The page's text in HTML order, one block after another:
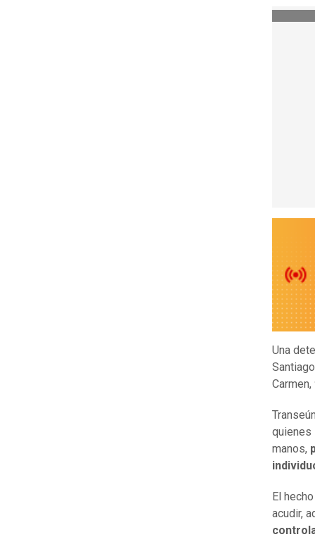
Una
Carmen,
quienes
manos,
El
acudir,